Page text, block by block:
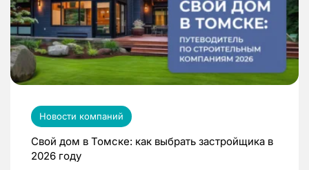
Новости компаний
Свой дом в Томске: как выбрать застройщика в
2026 году